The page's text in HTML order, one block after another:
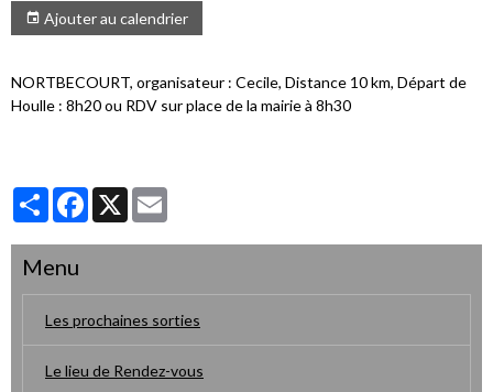
Ajouter au calendrier
NORTBECOURT, organisateur : Cecile, Distance 10 km, Départ de
Houlle : 8h20 ou RDV sur place de la mairie à 8h30
PartagerFacebook
X
Menu
Les prochaines sorties
Le lieu de Rendez-vous